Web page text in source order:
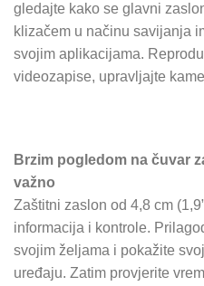
gledajte kako se glavni
klizačem u načinu savijanja
svojim aplikacijama.
videozapise, upravljajte
Brzim pogledom na čuvar
važno
Zaštitni zaslon od 4,8 cm
informacija i kontrole.
svojim željama i pokažite
uređaju. Zatim provjerite